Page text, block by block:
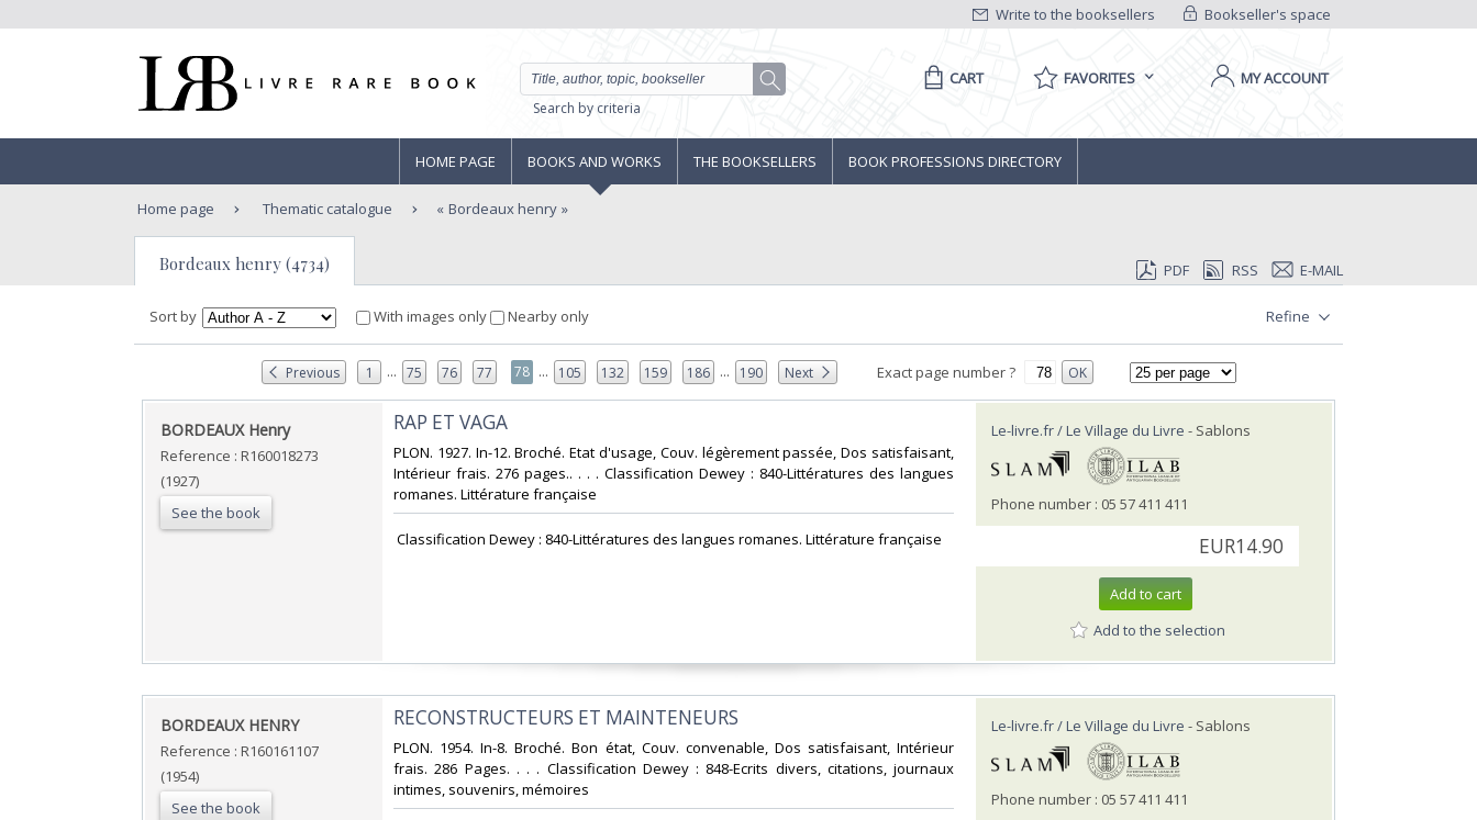
Bookseller's space
Write to the booksellers
Search by criteria
CART FAVORITES MY ACCOUNT
HOME PAGE BOOKS AND WORKS THE BOOKSELLERS BOOK PROFESSIONS DIRECTORY
Home page Thematic catalogue Bordeaux henry
Bordeaux henry (4734) PDF RSS E-MAIL
Sort by With images only Nearby only Refine
Previous 1 ... 75 76 77 78 ... 105 132 159 186 ... 190 Next Exact page number ? OK
‎BORDEAUX Henry‎
Reference : R160018273
(1927)
See the book
‎RAP ET VAGA‎
‎PLON. 1927. In-12. Broché. Etat d'usage, Couv. légèrement passée, Dos satisfaisant,
Intérieur frais. 276 pages.. . . . Classification Dewey : 840-Littératures des langues
romanes. Littérature française‎
‎ Classification Dewey : 840-Littératures des langues romanes. Littérature française‎
Le-livre.fr / Le Village du Livre - Sablons
Phone number : 05 57 411 411
EUR14.90
Add to cart
Add to the selection
‎BORDEAUX HENRY‎
Reference : R160161107
(1954)
See the book
‎RECONSTRUCTEURS ET MAINTENEURS‎
‎PLON. 1954. In-8. Broché. Bon état, Couv. convenable, Dos satisfaisant, Intérieur
frais. 286 Pages. . . . Classification Dewey : 848-Ecrits divers, citations, journaux
intimes, souvenirs, mémoires‎
Le-livre.fr / Le Village du Livre - Sablons
Phone number : 05 57 411 411